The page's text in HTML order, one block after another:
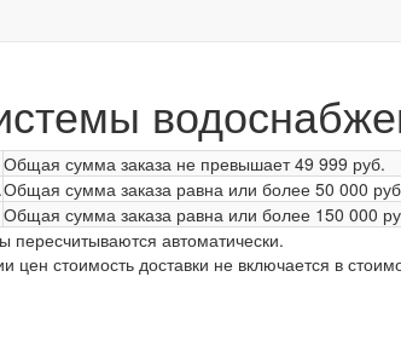
Общая сумма заказа не превышает49 999 руб.
Общая сумма заказа равна или более 50 000
Общая сумма заказа равна или более 150 000
пересчитываются автоматически.
цен стоимость доставки не включается в